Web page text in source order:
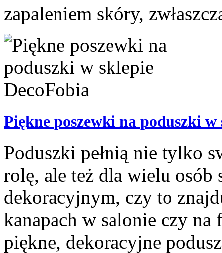
zapaleniem skóry,
Piękne poszewki na poduszki w
Poduszki pełnią nie tylko
rolę, ale też dla wielu osób
dekoracyjnym, czy to
kanapach w salonie czy
piękne, dekoracyjne